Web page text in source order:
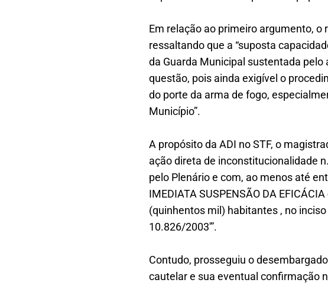
Em relação ao primeiro argumento,
ressaltando que a “suposta
da Guarda Municipal sustentada
questão, pois ainda exigível o
do porte da arma de fogo,
Município”.
A propósito da ADI no STF, o
ação direta de inconstitucionalidade
pelo Plenário e com, ao menos até
IMEDIATA SUSPENSÃO DA
(quinhentos mil) habitantes , no
10.826/2003′”.
Contudo, prosseguiu o
cautelar e sua eventual confirmação